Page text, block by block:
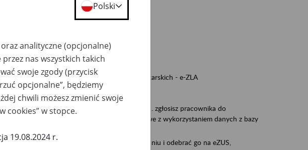
pytań i otrzymywanie odpowiedzi z ZUS,
się na wizyty w jednostce ZUS.
swoje dane zapisane na koncie w ZUS,
do informacji o stanie konta ubezpieczonego,
do informacji o wystawionych zwolnieniach lekarskich - e-ZLA
składek (np. przedsiębiorcą)
z aplikacji ePłatnik, za pomocą której m.in. zgłosisz pracownika do
wypełnisz i przekażesz dokumenty rozliczeniowe z wykorzystaniem danych z bazy
wniosek o wydanie zaświadczenia o niezaleganiu i odebrać go na eZUS,
Polski
analityczne (opcjonalne)
nas wszystkich takich
swoje zgody (przycisk
opcjonalne”, będziemy
chwili możesz zmienić swoje
cookies” w stopce.
19.08.2024 r.